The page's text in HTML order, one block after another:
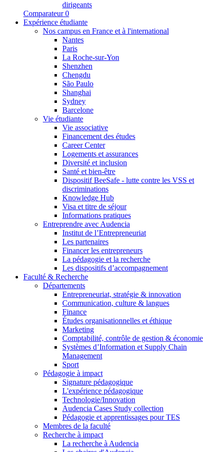
dirigeants
Comparateur 0
Expérience étudiante
Nos campus en France et à l'international
Nantes
Paris
La Roche-sur-Yon
Shenzhen
Chengdu
São Paulo
Shanghai
Sydney
Barcelone
Vie étudiante
Vie associative
Financement des études
Career Center
Logements et assurances
Diversité et inclusion
Santé et bien-être
Dispositif BeeSafe - lutte contre les VSS et
discriminations
Knowledge Hub
Visa et titre de séjour
Informations pratiques
Entreprendre avec Audencia
Institut de l’Entrepreneuriat
Les partenaires
Financer les entrepreneurs
La pédagogie et la recherche
Les dispositifs d’accompagnement
Faculté & Recherche
Départements
Entrepreneuriat, stratégie & innovation
Communication, culture & langues
Finance
Études organisationnelles et éthique
Marketing
Comptabilité, contrôle de gestion & économie
Systèmes d’Information et Supply Chain
Management
Sport
Pédagogie à impact
Signature pédagogique
L'expérience pédagogique
Technologie/Innovation
Audencia Cases Study collection
Pédagogie et apprentissages pour TES
Membres de la faculté
Recherche à impact
La recherche à Audencia